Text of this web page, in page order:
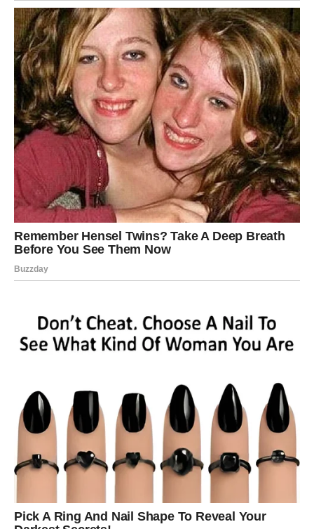
mirnije, a emocije jasnije. Može doći do sudbinskog
susreta ili produbljenja odnosa koji donosi osećaj da ste
konačno viđeni i prihvaćeni. Ribe više ne spašavaju druge
– sada neko dolazi da ih zagrli, zaštiti i voli.
Ljubav u januaru vraća Ribama veru u čuda, ali i u
stvarnost.
VAGA – LJUBAV KOJA DONOSI
BALANS, LEPOTU I OLAKŠANJE
jasnih odgovora i pokušaja da uvek svi budu zadovoljni.
između srca i razuma
. Ljubav dolazi mirno, skladno i sa
osećajem da sve konačno ima smisla.
vi dobijate potvrdu da niste tražili previše – samo ste
tražili pravu stvar. Ako ste u vezi, emocije se stabilizuju i
odnos dobija novu svežinu. Ako ste slobodni, pojavljuje
se osoba sa kojom se sve odvija prirodno, bez napora i
sumnje.
donosi osmeh, a ne suze.